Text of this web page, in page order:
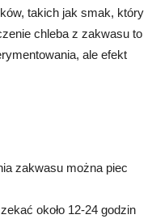
takich jak smak, który
chleba z zakwasu to
ale efekt
zakwasu można piec
około 12-24 godzin